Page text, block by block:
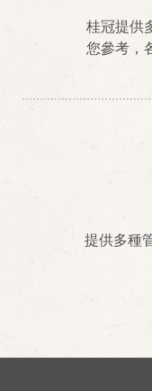
桂冠提供
您參考，
提供多種